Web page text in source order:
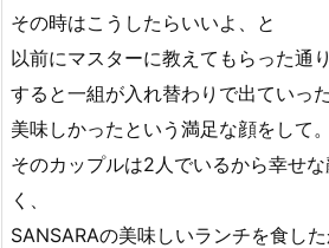
その時はこうしたらいいよ、と
以前にマスターに教えてもらった通
すると一組が入れ替わりで出ていった
美味しかったという満足な顔をして。
そのカップルは2人でいるから幸せ
く、
SANSARAの美味しいランチを食した